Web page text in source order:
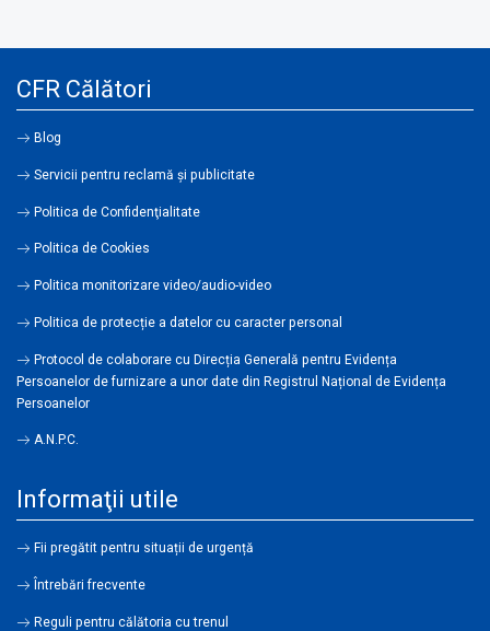
CFR Călători
Blog
Servicii pentru reclamă și publicitate
Politica de Confidenţialitate
Politica de Cookies
Politica monitorizare video/audio-video
Politica de protecție a datelor cu caracter personal
Protocol de colaborare cu Direcția Generală pentru Evidența
Persoanelor de furnizare a unor date din Registrul Național de Evidența
Persoanelor
A.N.P.C.
Informaţii utile
Fii pregătit pentru situații de urgență
Întrebări frecvente
Reguli pentru călătoria cu trenul